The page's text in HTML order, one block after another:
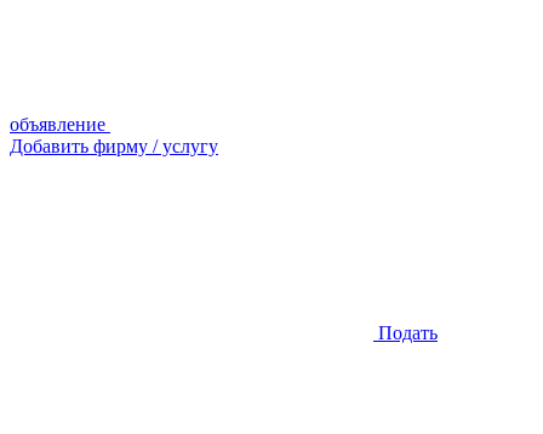
объявление
Добавить фирму / услугу
Подать